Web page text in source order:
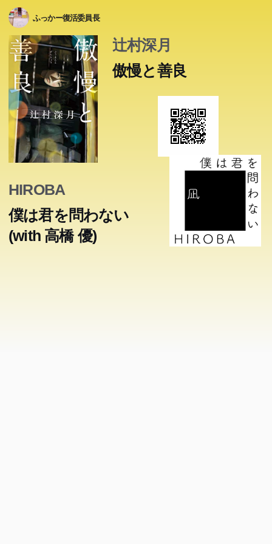
ふっかー復活委員長
辻村深月
傲慢と善良
HIROBA
僕は君を問わない
(with 高橋 優)